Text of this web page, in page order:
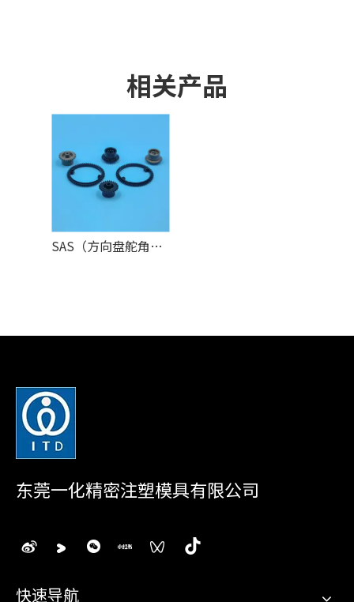
相关产品
SAS（方向盘舵角传感器）
东莞一化精密注塑模具有限公司
快速导航